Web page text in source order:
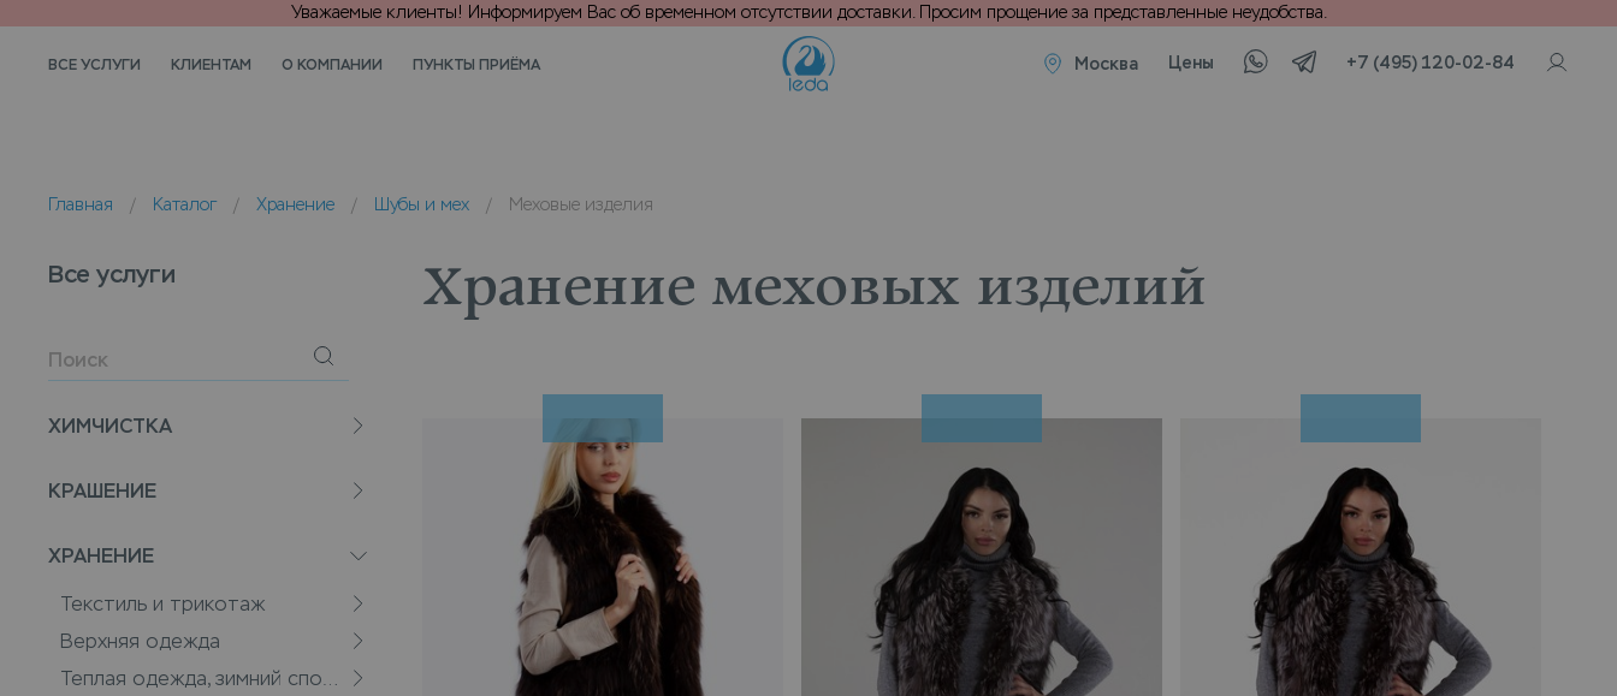
Уважаемые клиенты! Информируем Вас об временном отсутствии доставки. Просим прощение за представленные неудобства.
ВСЕ УСЛУГИ КЛИЕНТАМ О КОМПАНИИ ПУНКТЫ ПРИЁМА Москва Цены +7 (495) 120-02-84
Главная / Каталог / Хранение / Шубы и мех / Меховые изделия
Все услуги
ХИМЧИСТКА
КРАШЕНИЕ
ХРАНЕНИЕ
Текстиль и трикотаж
Верхняя одежда
Хранение меховых изделий